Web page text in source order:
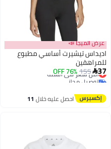
عرض الميجا 📣
اديداس تيشيرت أساسي مطبوع
للمراهقين
37
155
76% OFF
أقل سعر في السنة
توصيل مجاني
أقل سعر في السنة
احصل عليه خلال 11